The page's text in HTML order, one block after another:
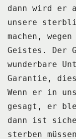
dann wird er
unsere
machen,
Geistes.
Der
wunderbare
Garantie,
Wenn er in
gesagt,
er
dann ist
sterben